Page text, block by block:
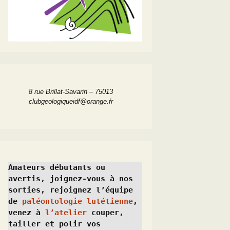
8 rue Brillat-Savarin – 75013
clubgeologiqueidf@orange.fr
Amateurs débutants ou
avertis, joignez-vous à nos
sorties, rejoignez l’équipe
de paléontologie lutétienne,
venez à l’atelier couper,
tailler et polir vos